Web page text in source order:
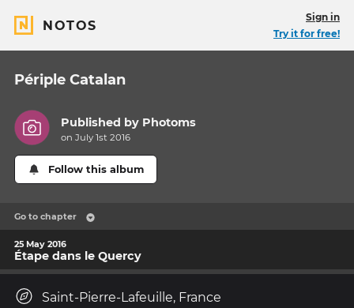
NOTOS
Sign in
Try it for free!
Périple Catalan
Published by Photoms
on July 1st 2016
Follow this album
Go to chapter
25 May 2016
Étape dans le Quercy
Saint-Pierre-Lafeuille, France